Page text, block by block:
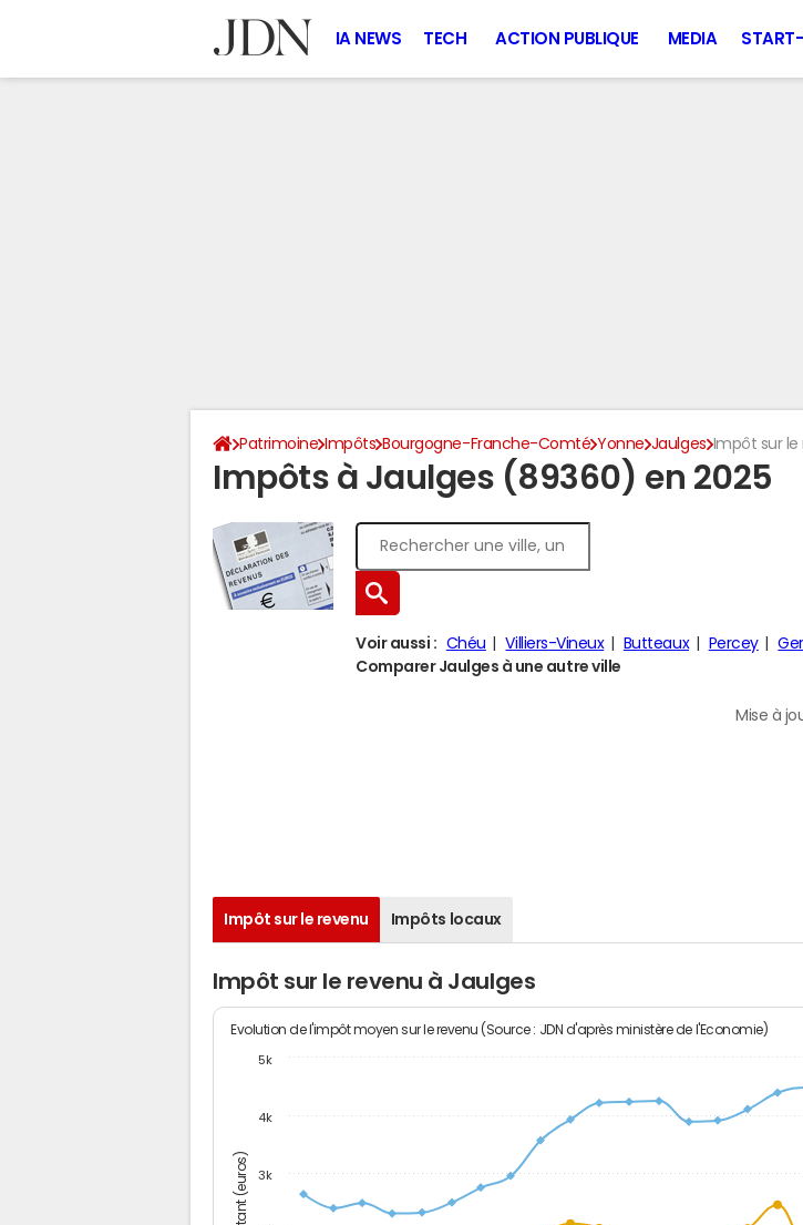
IA NEWS TECH ACTION PUBLIQUE MEDIA
Patrimoine Impôts Bourgogne-Franche-Comté Yonne Jaulges Impôt sur le
Impôts à Jaulges (89360) en 2025
Voir aussi : Chéu Villiers-Vineux Butteaux Percey
Comparer Jaulges à une autre ville
Mise à
Impôt sur le revenu Impôts locaux
Impôt sur le revenu à Jaulges
Montant (euros)
Evolution de l'impôt moyen sur le revenu (Source : JDN d'après ministère de l'Economie)
3k
4k
5k